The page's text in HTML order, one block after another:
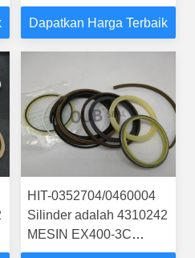
STEERING BOOM ARM
BUCKER SEAL KIT
Dapatkan Harga Terbaik
HIT-0352704/0460004
Silinder adalah 4310242
MESIN EX400-3C
EXCAVATOR